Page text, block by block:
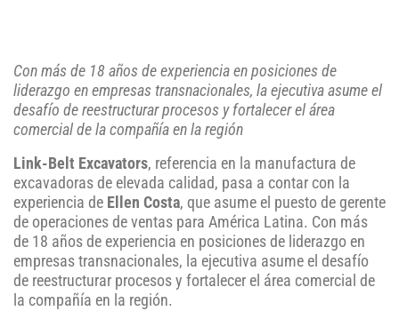
Con más de 18 años de experiencia en posiciones de
liderazgo en empresas transnacionales, la ejecutiva asume el
desafío de reestructurar procesos y fortalecer el área
comercial de la compañía en la región
Link-Belt Excavators, referencia en la manufactura de
excavadoras de elevada calidad, pasa a contar con la
experiencia de Ellen Costa, que asume el puesto de gerente
de operaciones de ventas para América Latina. Con más
de 18 años de experiencia en posiciones de liderazgo en
empresas transnacionales, la ejecutiva asume el desafío
de reestructurar procesos y fortalecer el área comercial de
la compañía en la región.